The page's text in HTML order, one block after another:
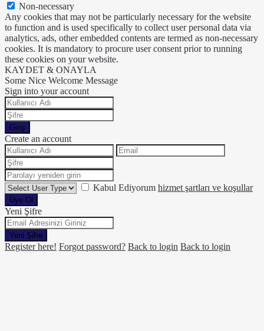
Non-necessary
Any cookies that may not be particularly necessary for the website
to function and is used specifically to collect user personal data via
analytics, ads, other embedded contents are termed as non-necessary
cookies. It is mandatory to procure user consent prior to running
these cookies on your website.
KAYDET & ONAYLA
Some Nice Welcome Message
Sign into your account
Giriş
Create an account
Kabul Ediyorum hizmet şartları ve koşullar
Üye Ol
Yeni Şifre
Yeni Şifre
Register here! Forgot password? Back to login Back to login